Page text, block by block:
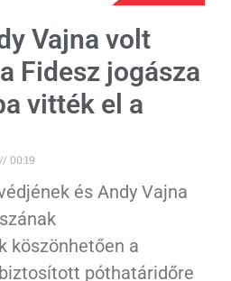
Vajna volt
Fidesz jogásza
vitték el a
00:19
és Andy Vajna
köszönhetően a
póthatáridőre